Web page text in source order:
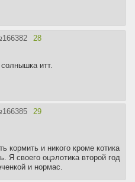
166382 28
итт.
166385 29
кормить и никого кроме котика
Я своего оцэлотика второй год
и нормас.